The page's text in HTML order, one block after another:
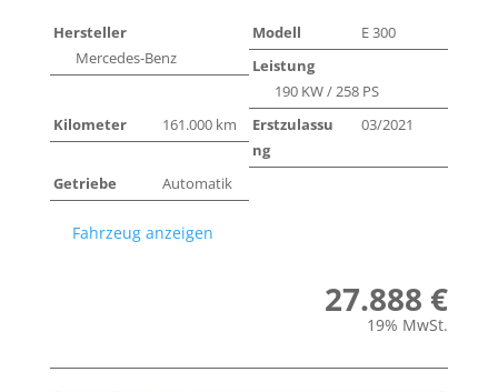
Hersteller
Mercedes-Benz
Modell
E 300
Leistung
190 KW / 258 PS
Kilometer
161.000 km
Erstzulassu
ng
03/2021
Getriebe Automatik
Fahrzeug anzeigen
27.888 €
19% MwSt.